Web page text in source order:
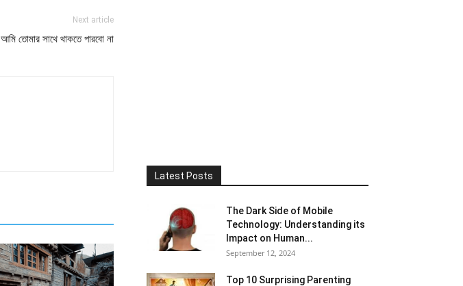
Next article
আমি তোমার সাথে থাকতে পারবো না
Latest Posts
The Dark Side of Mobile
Technology: Understanding its
Impact on Human...
September 12, 2024
Top 10 Surprising Parenting